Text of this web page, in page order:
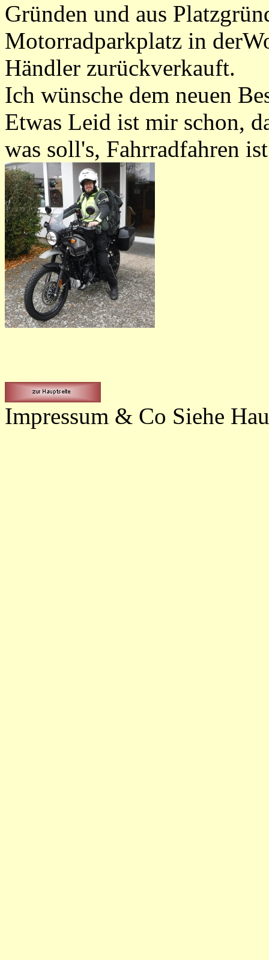
Gründen und aus
Motorradparkplatz in
Händler zurückverkauft.
Ich wünsche dem neuen
Etwas Leid ist mir schon,
was soll's, Fahrradfahren
Impressum & Co Siehe